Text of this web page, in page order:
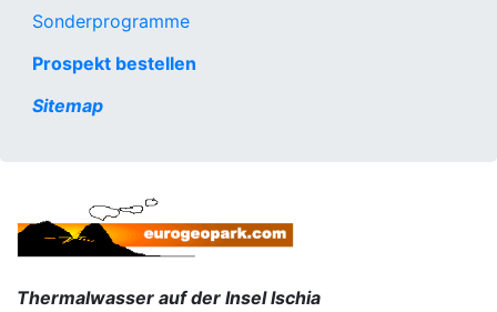
Sonderprogramme
Prospekt bestellen
Sitemap
Thermalwasser auf der Insel Ischia